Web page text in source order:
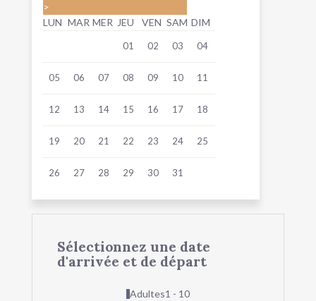
>
LUN MAR MER JEU VEN SAM DIM
01 02 03 04
05 06 07 08 09 10 11
12 13 14 15 16 17 18
19 20 21 22 23 24 25
26 27 28 29 30 31
Sélectionnez une date
d'arrivée et de départ
Adultes1 - 10